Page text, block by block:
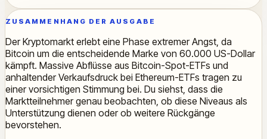
ZUSAMMENHANG DER AUSGABE
Der Kryptomarkt erlebt eine Phase extremer Angst, da
Bitcoin um die entscheidende Marke von 60.000 US-Dollar
kämpft. Massive Abflüsse aus Bitcoin-Spot-ETFs und
anhaltender Verkaufsdruck bei Ethereum-ETFs tragen zu
einer vorsichtigen Stimmung bei. Du siehst, dass die
Marktteilnehmer genau beobachten, ob diese Niveaus als
Unterstützung dienen oder ob weitere Rückgänge
bevorstehen.